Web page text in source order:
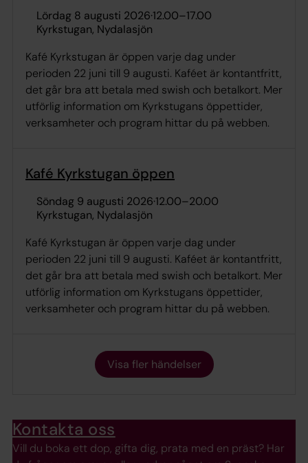
lördag 8 augusti 2026·12.00–17.00
Kyrkstugan, Nydalasjön
Kafé Kyrkstugan är öppen varje dag under
perioden 22 juni till 9 augusti. Kaféet är kontantfritt,
det går bra att betala med swish och betalkort. Mer
utförlig information om Kyrkstugans öppettider,
verksamheter och program hittar du på webben.
Kafé Kyrkstugan öppen
söndag 9 augusti 2026·12.00–20.00
Kyrkstugan, Nydalasjön
Kafé Kyrkstugan är öppen varje dag under
perioden 22 juni till 9 augusti. Kaféet är kontantfritt,
det går bra att betala med swish och betalkort. Mer
utförlig information om Kyrkstugans öppettider,
verksamheter och program hittar du på webben.
Visa fler händelser
Kontakta oss
Vill du boka ett dop, gifta dig, prata med en präst? Har